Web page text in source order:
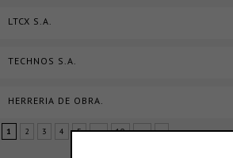
LTCX S.A.
TECHNOS S.A.
HERRERIA DE OBRA.
1 2 3 4 5 ... 10 ... »